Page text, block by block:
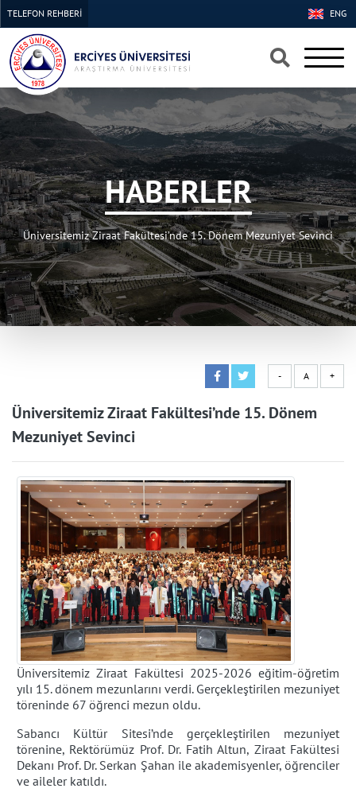
ENG
TELEFON REHBERİ
HABERLER
Üniversitemiz Ziraat Fakültesi’nde 15. Dönem Mezuniyet Sevinci
- A +
Üniversitemiz Ziraat Fakültesi’nde 15. Dönem
Mezuniyet Sevinci
Üniversitemiz Ziraat Fakültesi 2025-2026 eğitim-öğretim
yılı 15. dönem mezunlarını verdi. Gerçekleştirilen mezuniyet
töreninde 67 öğrenci mezun oldu.
Sabancı Kültür Sitesi’nde gerçekleştirilen mezuniyet
törenine, Rektörümüz Prof. Dr. Fatih Altun, Ziraat Fakültesi
Dekanı Prof. Dr. Serkan Şahan ile akademisyenler, öğrenciler
ve aileler katıldı.